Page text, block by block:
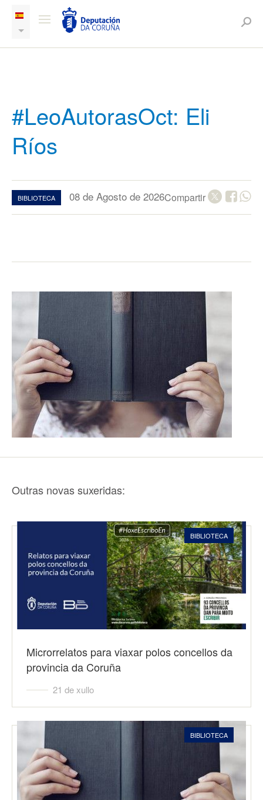
#LeoAutorasOct: Eli
Ríos
BIBLIOTECA 08 de Agosto de 2026Compartir
Outras novas suxeridas:
BIBLIOTECA
Microrrelatos para viaxar polos concellos da
provincia da Coruña
21 de xullo
BIBLIOTECA